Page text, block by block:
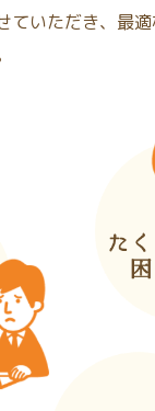
ていただき、最